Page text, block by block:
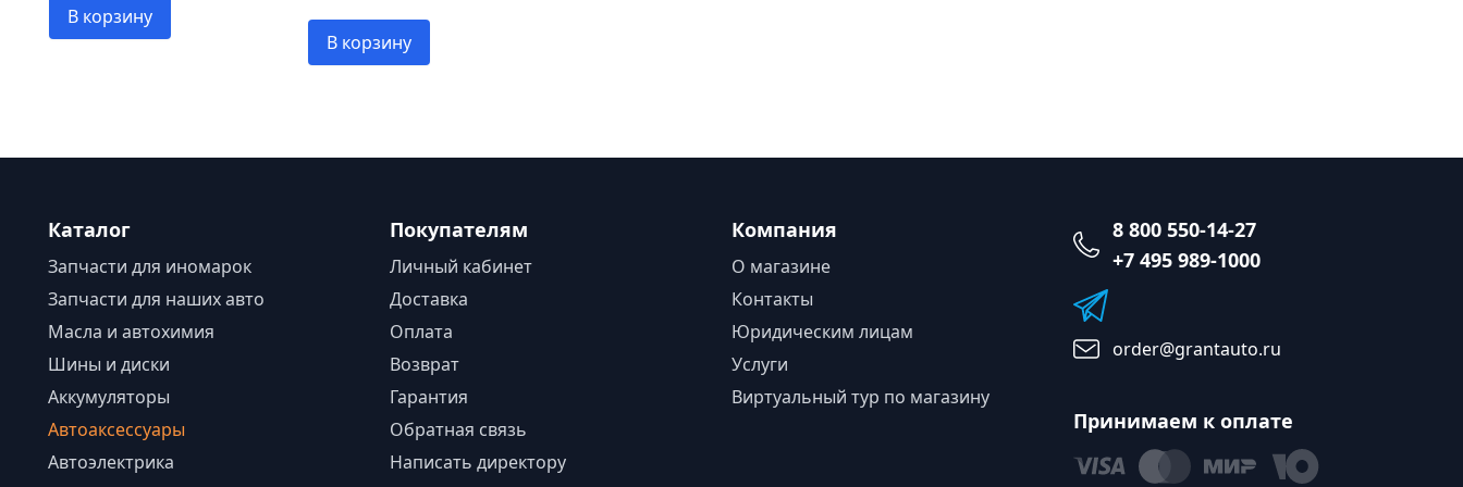
В корзину
В корзину
Каталог
Запчасти для иномарок
Запчасти для наших авто
Масла и автохимия
Шины и диски
Аккумуляторы
Автоаксессуары
Автоэлектрика
Покупателям
Личный кабинет
Доставка
Оплата
Возврат
Гарантия
Обратная связь
Написать директору
Компания
О магазине
Контакты
Юридическим лицам
Услуги
Виртуальный тур по магазину
8 800 550-14-27
+7 495 989-1000
order@grantauto.ru
Принимаем к оплате